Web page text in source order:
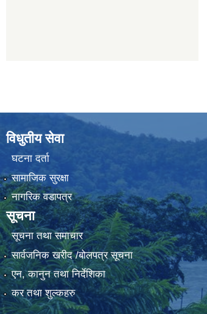
विधुतीय सेवा
घटना दर्ता
सामाजिक सुरक्षा
नागरिक वडापत्र
सूचना
सूचना तथा समाचार
सार्वजनिक खरीद /बोलपत्र सूचना
एन, कानुन तथा निर्देशिका
कर तथा शुल्कहरु